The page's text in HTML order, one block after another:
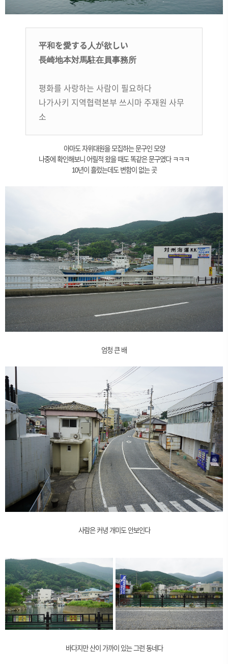
平和を愛する人が欲しい
長崎地本対馬駐在員事務所
평화를 사랑하는 사람이 필요하다
나가사키 지역협력본부 쓰시마 주재원 사무
소
아마도 자위대원을 모집하는 문구인 모양
나중에 확인해보니 어릴적 왔을 때도 똑같은 문구였다 ㅋㅋㅋ
10년이 흘렀는데도 변함이 없는 곳
엄청 큰 배
사람은 커녕 개미도 안보인다
바다지만 산이 가까이 있는 그런 동네다